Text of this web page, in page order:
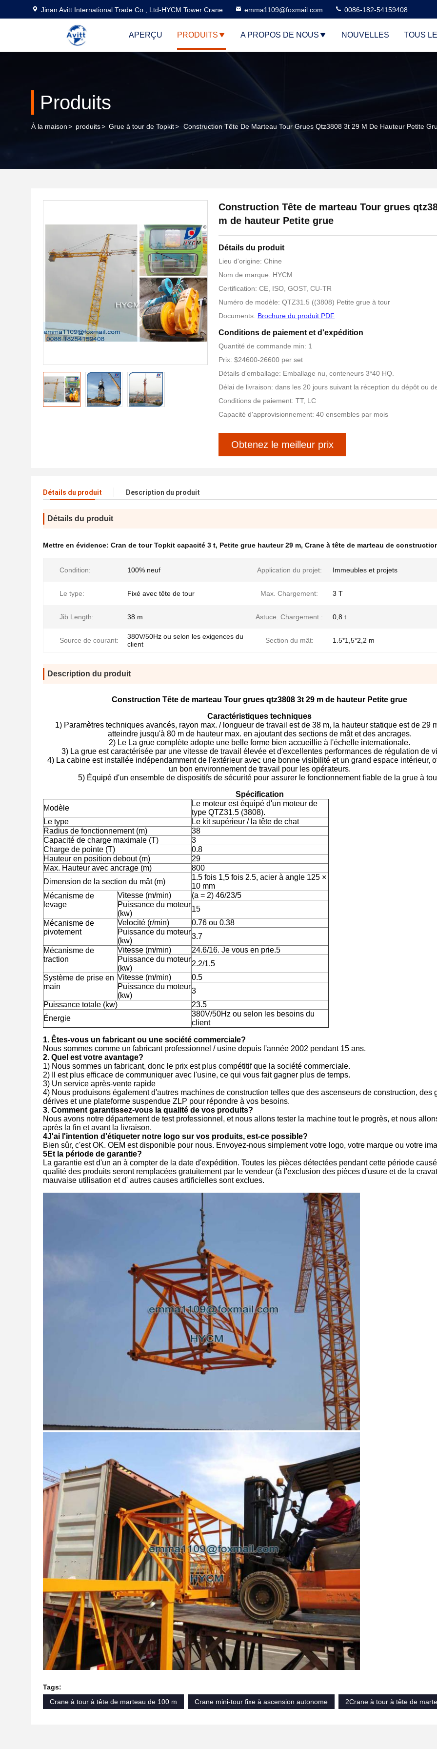
Jinan Avitt International Trade Co., Ltd-HYCM Tower Crane emma1109@foxmail.com 0086-182-54159408
APERÇU PRODUITS A PROPOS DE NOUS NOUVELLES TOUS
Produits
À la maison> produits> Grue à tour de Topkit> Construction Tête De Marteau Tour Grues Qtz3808 3t 29 M De Hauteur Petite
Construction Tête de marteau Tour grues
m de hauteur Petite grue
Détails du produit
Lieu d'origine: Chine
Nom de marque: HYCM
Certification: CE, ISO, GOST, CU-TR
Numéro de modèle: QTZ31.5 ((3808) Petite grue à tour
Documents: Brochure du produit PDF
Conditions de paiement et d'expédition
Quantité de commande min: 1
Prix: $24600-26600 per set
Détails d'emballage: Emballage nu, conteneurs 3*40 HQ.
Délai de livraison: dans les 20 jours suivant la réception du dépôt ou
Conditions de paiement: TT, LC
Capacité d'approvisionnement: 40 ensembles par mois
Obtenez le meilleur prix
Détails du produit Description du produit
Détails du produit
Mettre en évidence: Cran de tour Topkit capacité 3 t, Petite grue hauteur 29 m, Crane à tête de marteau de
Condition: 100% neuf Application du projet: Immeubles et projets
Le type: Fixé avec tête de tour Max. Chargement: 3 T
Jib Length: 38 m Astuce. Chargement.: 0,8 t
Source de courant:
380V/50Hz ou selon les exigences du
client
Section du mât: 1.5*1,5*2,2 m
Description du produit
Construction Tête de marteau Tour grues qtz3808 3t 29 m de hauteur Petite grue
Caractéristiques techniques
1) Paramètres techniques avancés, rayon max. / longueur de travail est de 38 m, la hauteur statique est de 29
atteindre jusqu'à 80 m de hauteur max. en ajoutant des sections de mât et des ancrages.
2) Le La grue complète adopte une belle forme bien accueillie à l'échelle internationale.
3) La grue est caractérisée par une vitesse de travail élevée et d'excellentes performances de régulation de
4) La cabine est installée indépendamment de l'extérieur avec une bonne visibilité et un grand espace intérieur,
un bon environnement de travail pour les opérateurs.
5) Équipé d'un ensemble de dispositifs de sécurité pour assurer le fonctionnement fiable de la grue à
Spécification
Modèle
Le moteur est équipé d'un moteur de
type QTZ31.5 (3808).
Le type
Le kit supérieur / la tête de chat
Radius de fonctionnement (m)
38
Capacité de charge maximale (T)
3
Charge de pointe (T)
0.8
Hauteur en position debout (m)
29
Max. Hauteur avec ancrage (m)
800
Dimension de la section du mât (m)
1.5 fois 1,5 fois 2.5, acier à angle 125 ×
10 mm
Mécanisme de
levage
Vitesse (m/min)
(a = 2) 46/23/5
Puissance du moteur
(kw)
15
Mécanisme de
pivotement
Velocité (r/min)
0.76 ou 0.38
Puissance du moteur
(kw)
3.7
Mécanisme de
traction
Vitesse (m/min)
24.6/16. Je vous en prie.5
Puissance du moteur
(kw)
2.2/1.5
Système de prise en
main
Vitesse (m/min)
0.5
Puissance du moteur
(kw)
3
Puissance totale (kw)
23.5
Énergie
380V/50Hz ou selon les besoins du
client
1. Êtes-vous un fabricant ou une société commerciale?
Nous sommes comme un fabricant professionnel / usine depuis l'année 2002 pendant 15 ans.
2. Quel est votre avantage?
1) Nous sommes un fabricant, donc le prix est plus compétitif que la société commerciale.
2) Il est plus efficace de communiquer avec l'usine, ce qui vous fait gagner plus de temps.
3) Un service après-vente rapide
4) Nous produisons également d'autres machines de construction telles que des ascenseurs de construction, des
dérives et une plateforme suspendue ZLP pour répondre à vos besoins.
3. Comment garantissez-vous la qualité de vos produits?
Nous avons notre département de test professionnel, et nous allons tester la machine tout le progrès, et nous
après la fin et avant la livraison.
4J'ai l'intention d'étiqueter notre logo sur vos produits, est-ce possible?
Bien sûr, c'est OK. OEM est disponible pour nous. Envoyez-nous simplement votre logo, votre marque ou votre
5Et la période de garantie?
La garantie est d'un an à compter de la date d'expédition. Toutes les pièces détectées pendant cette période
qualité des produits seront remplacées gratuitement par le vendeur (à l'exclusion des pièces d'usure et de la
mauvaise utilisation et d' autres causes artificielles sont exclues.
Tags:
Crane à tour à tête de marteau de 100 m
Crane mini-tour fixe à ascension autonome 2Crane à tour à tête de